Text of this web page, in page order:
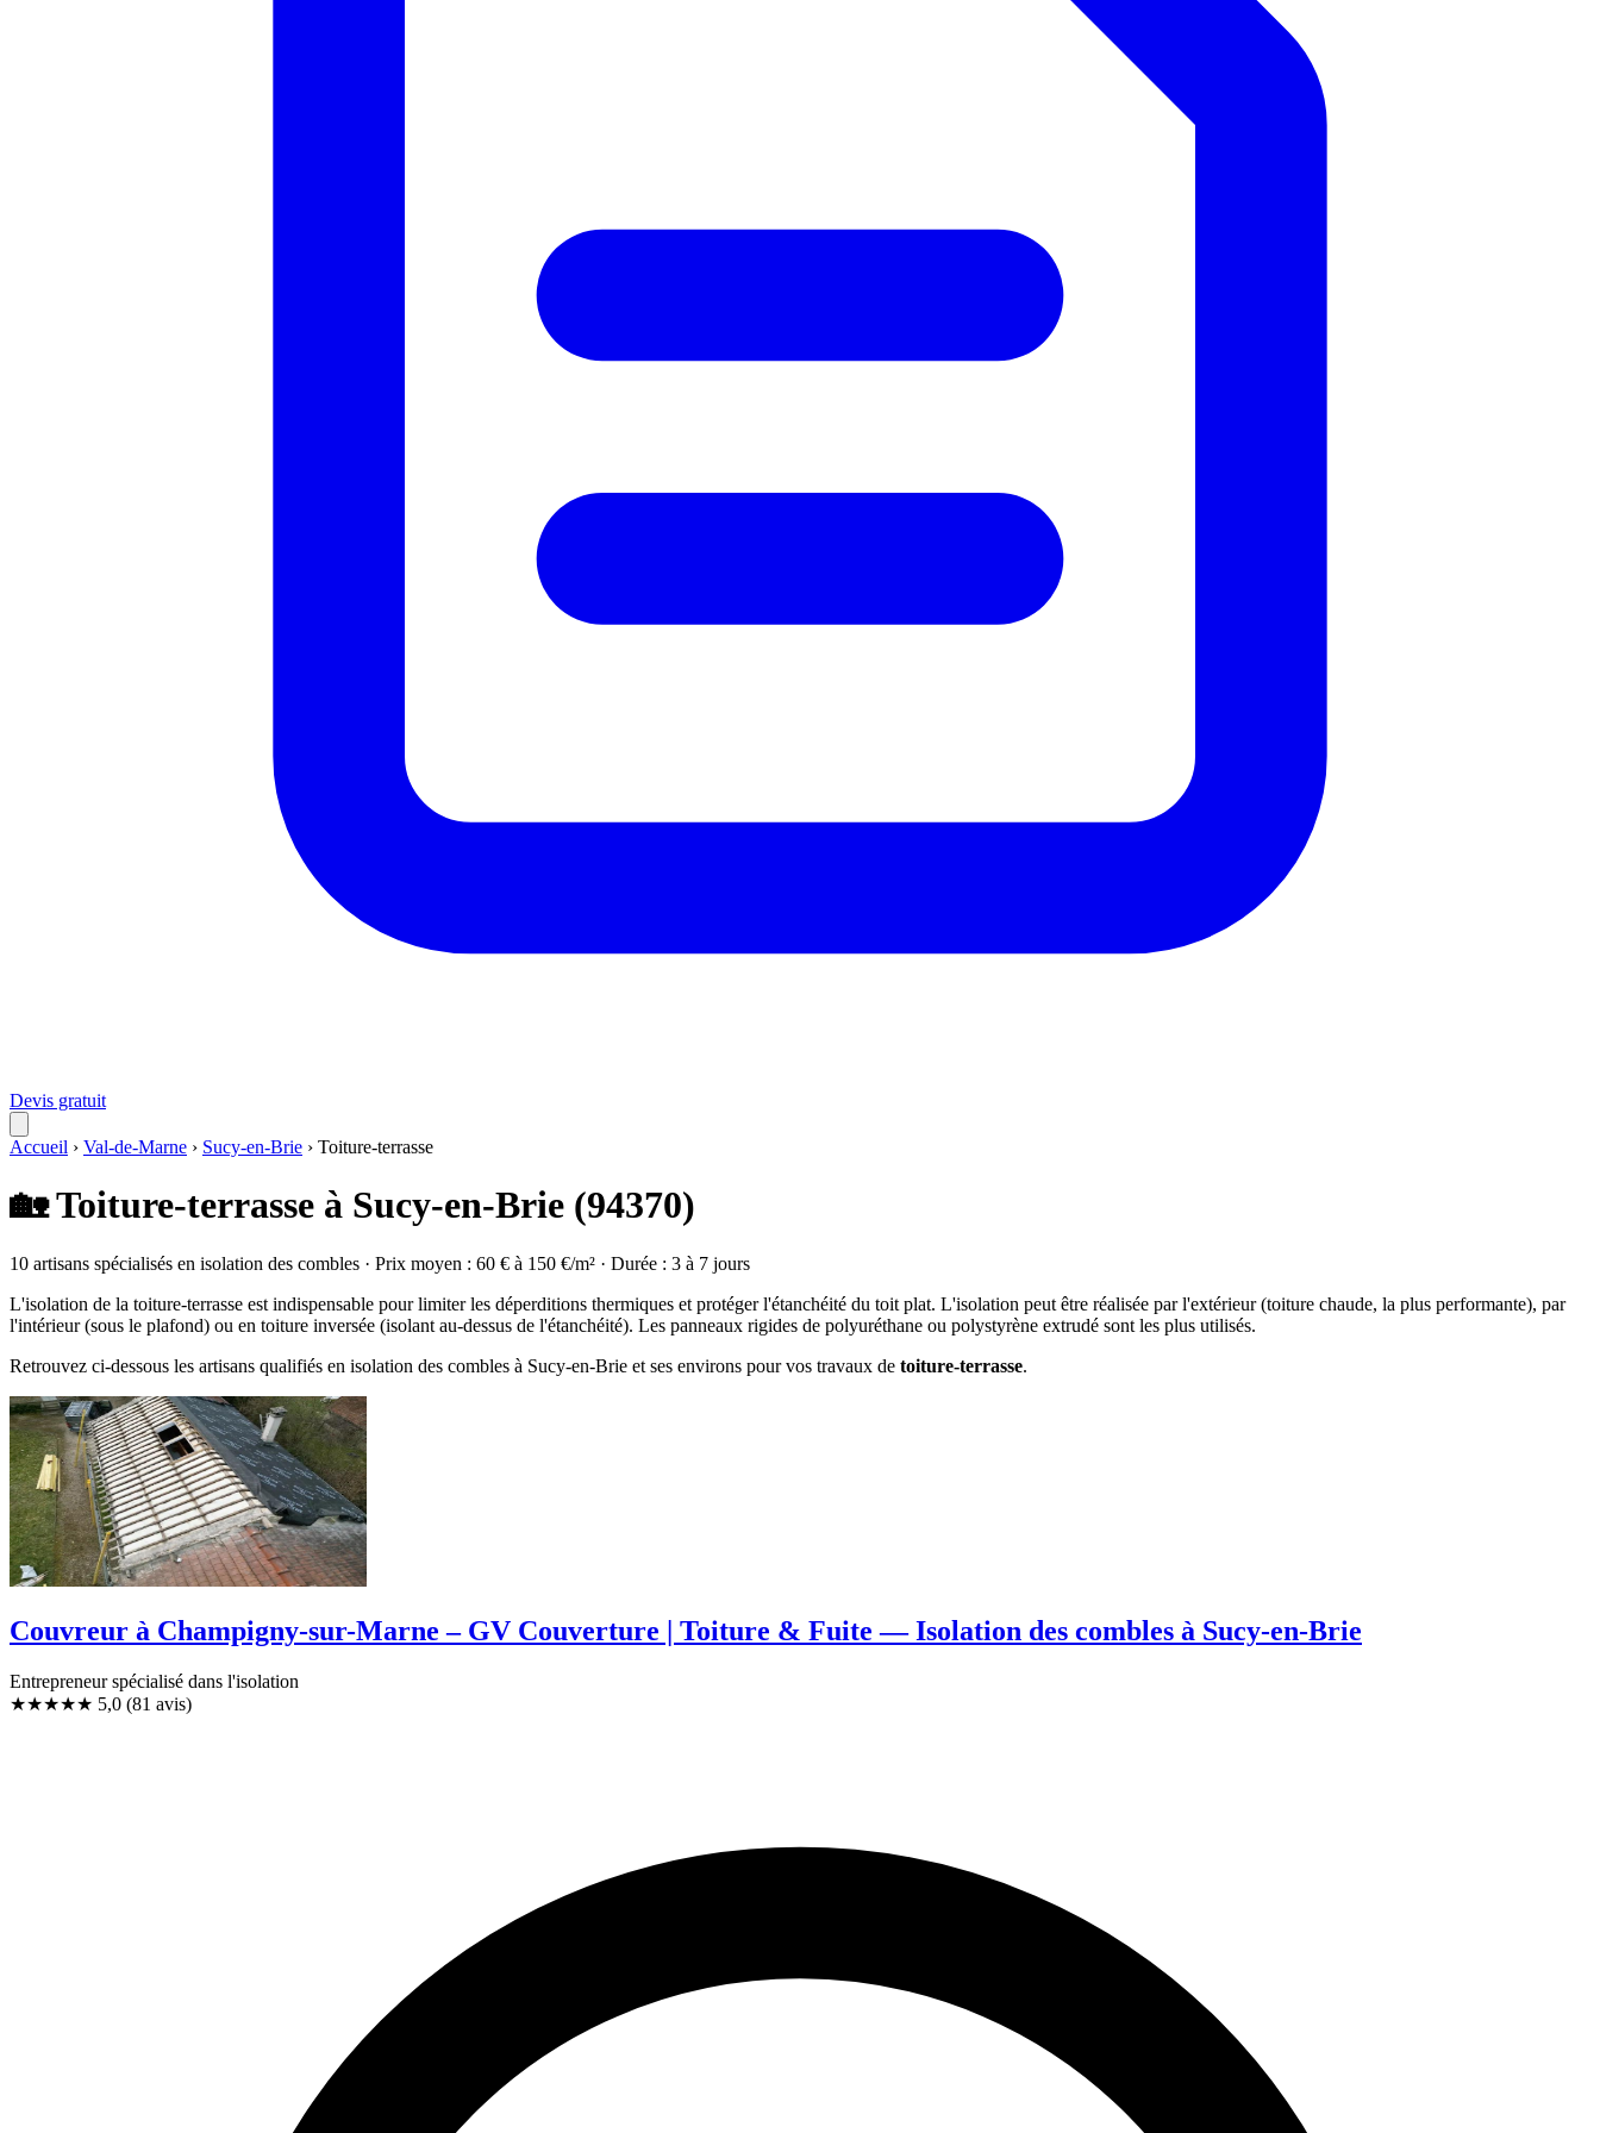
Devis gratuit
Accueil › Val-de-Marne › Sucy-en-Brie › Toiture-terrasse
🏡 Toiture-terrasse à Sucy-en-Brie (94370)
10 artisans spécialisés en isolation des combles · Prix moyen : 60 € à 150 €/m² · Durée : 3 à 7 jours
L'isolation de la toiture-terrasse est indispensable pour limiter les déperditions thermiques et protéger l'étanchéité du toit plat. L'isolation peut être réalisée par l'extérieur (toiture chaude, la plus performante), par
l'intérieur (sous le plafond) ou en toiture inversée (isolant au-dessus de l'étanchéité). Les panneaux rigides de polyuréthane ou polystyrène extrudé sont les plus utilisés.
Retrouvez ci-dessous les artisans qualifiés en isolation des combles à Sucy-en-Brie et ses environs pour vos travaux de toiture-terrasse.
Couvreur à Champigny-sur-Marne – GV Couverture | Toiture & Fuite — Isolation des combles à Sucy-en-Brie
Entrepreneur spécialisé dans l'isolation
★★★★★ 5,0 (81 avis)